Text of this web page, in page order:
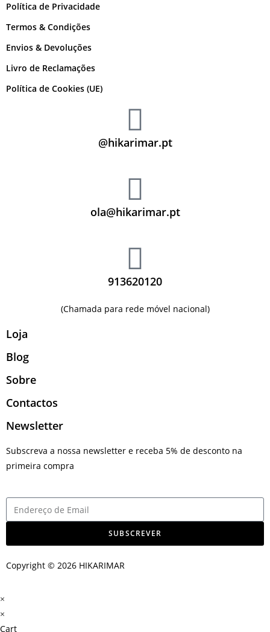
Política de Privacidade
Termos & Condições
Envios & Devoluções
Livro de Reclamações
Política de Cookies (UE)
@hikarimar.pt
ola@hikarimar.pt
913620120
(Chamada para rede móvel nacional)
Loja
Blog
Sobre
Contactos
Newsletter
Subscreva a nossa newsletter e receba 5% de desconto na
primeira compra
SUBSCREVER
Copyright © 2026 HIKARIMAR
×
×
Cart